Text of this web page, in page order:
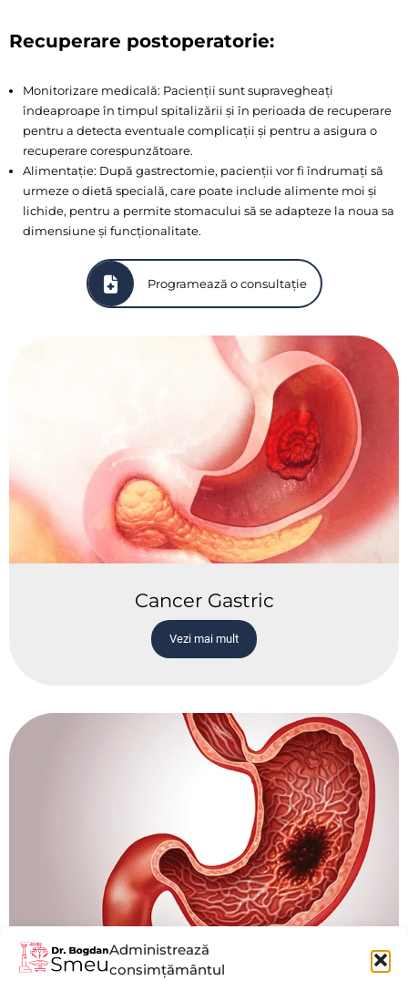
Administrează
consimțământul
Recuperare postoperatorie:
Monitorizare medicală: Pacienții sunt supravegheați
îndeaproape în timpul spitalizării și în perioada de recuperare
pentru a detecta eventuale complicații și pentru a asigura o
recuperare corespunzătoare.
Alimentație: După gastrectomie, pacienții vor fi îndrumați să
urmeze o dietă specială, care poate include alimente moi și
lichide, pentru a permite stomacului să se adapteze la noua sa
dimensiune și funcționalitate.
Programează o consultație
Cancer Gastric
Vezi mai mult